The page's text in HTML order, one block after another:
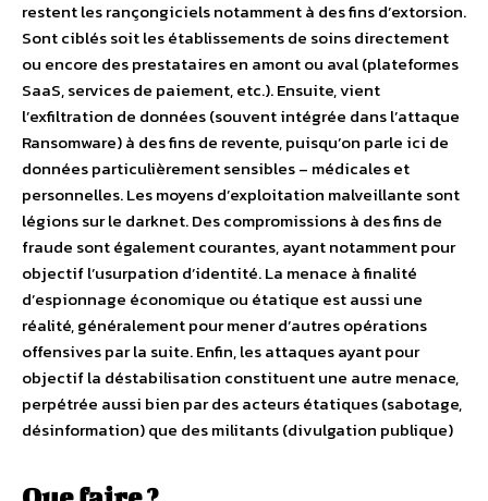
restent les rançongiciels notamment à des fins d’extorsion.
Sont ciblés soit les établissements de soins directement
ou encore des prestataires en amont ou aval (plateformes
SaaS, services de paiement, etc.). Ensuite, vient
l’exfiltration de données (souvent intégrée dans l’attaque
Ransomware) à des fins de revente, puisqu’on parle ici de
données particulièrement sensibles – médicales et
personnelles. Les moyens d’exploitation malveillante sont
légions sur le darknet. Des compromissions à des fins de
fraude sont également courantes, ayant notamment pour
objectif l’usurpation d’identité. La menace à finalité
d’espionnage économique ou étatique est aussi une
réalité, généralement pour mener d’autres opérations
offensives par la suite. Enfin, les attaques ayant pour
objectif la déstabilisation constituent une autre menace,
perpétrée aussi bien par des acteurs étatiques (sabotage,
désinformation) que des militants (divulgation publique)